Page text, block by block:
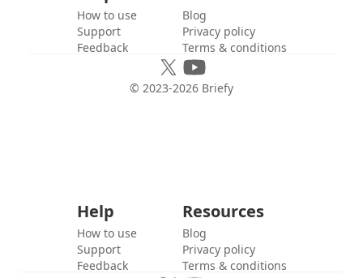
How to use
Support
Feedback
Blog
Privacy policy
Terms & conditions
© 2023-2026 Briefy
Help
How to use
Support
Feedback
Resources
Blog
Privacy policy
Terms & conditions